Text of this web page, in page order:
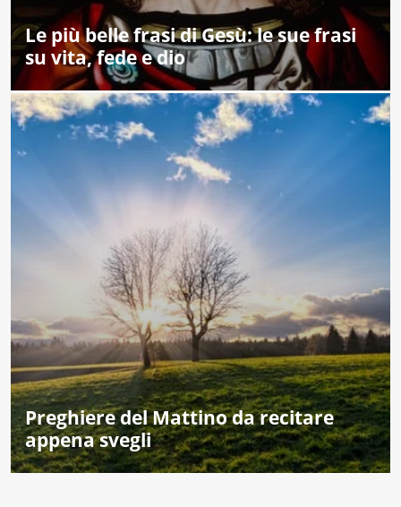
Le più belle frasi di Gesù: le sue frasi
su vita, fede e dio
Preghiere del Mattino da recitare
appena svegli